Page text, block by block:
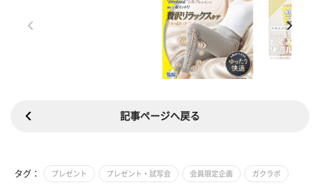
記事ページへ戻る
タグ： プレゼント プレゼント・試写会 会員限定企画 ガクラボ